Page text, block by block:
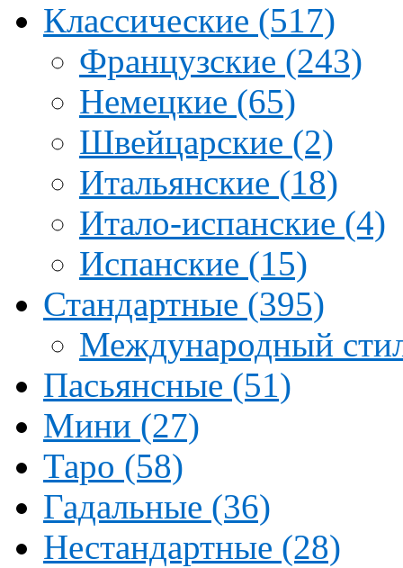
Классические (517)
Французские (243)
Немецкие (65)
Швейцарские (2)
Итальянские (18)
Итало-испанские (4)
Испанские (15)
Стандартные (395)
Международный
Пасьянсные (51)
Мини (27)
Таро (58)
Гадальные (36)
Нестандартные (28)